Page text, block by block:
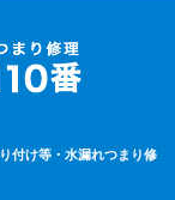
付け等・水漏れつまり修